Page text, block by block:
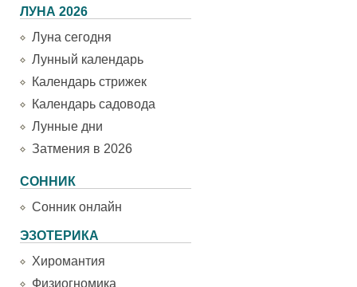
ЛУНА 2026
Луна сегодня
Лунный календарь
Календарь стрижек
Календарь садовода
Лунные дни
Затмения в 2026
СОННИК
Сонник онлайн
ЭЗОТЕРИКА
Хиромантия
Физиогномика